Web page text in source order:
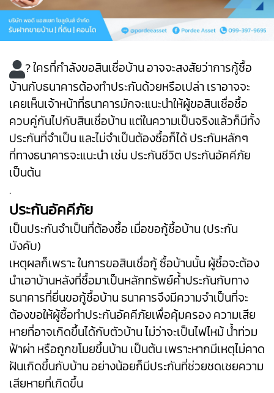
? ใครที่กำลังขอสินเชื่อบ้าน อาจจะสงสัยว่าการกู้ซื้อ
บ้านกับธนาคารต้องทำประกันด้วยหรือเปล่า เราอาจจะ
เคยเห็นเจ้าหน้าที่ธนาคารมักจะแนะนำให้ผู้ขอสินเชื่อซื้อ
ควบคู่กันไปกับสินเชื่อบ้าน แต่ในความเป็นจริงแล้วก็มีทั้ง
ประกันที่จำเป็น และไม่จำเป็นต้องซื้อก็ได้ ประกันหลักๆ
ที่ทางธนาคารจะแนะนำ เช่น ประกันชีวิต ประกันอัคคีภัย
เป็นต้น
.
ประกันอัคคีภัย
เป็นประกันจําเป็นที่ต้องซื้อ เมื่อขอกู้ซื้อบ้าน (ประกัน
บังคับ)
เหตุผลก็เพราะ ในการขอสินเชื่อกู้ ซื้อบ้านนั้น ผู้ซื้อจะต้อง
นำเอาบ้านหลังที่ซื้อมาเป็นหลักทรัพย์ค้ำประกันกับทาง
ธนาคารที่ยื่นขอกู้ซื้อบ้าน ธนาคารจึงมีความจําเป็นที่จะ
ต้องขอให้ผู้ซื้อทำประกันอัคคีภัยเพื่อคุ้มครอง ความเสีย
หายที่อาจเกิดขึ้นได้กับตัวบ้าน ไม่ว่าจะเป็นไฟไหม้ น้ำท่วม
ฟ้าผ่า หรือถูกขโมยขึ้นบ้าน เป็นต้น เพราะหากมีเหตุไม่คาด
ฝันเกิดขึ้นกับบ้าน อย่างน้อยก็มีประกันที่ช่วยชดเชยความ
เสียหายที่เกิดขึ้น